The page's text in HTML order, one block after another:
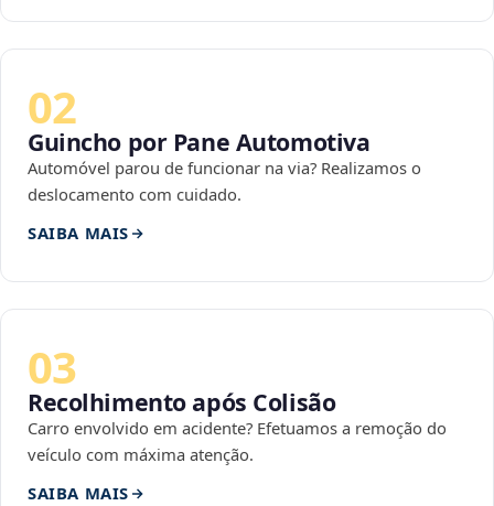
02
Guincho por Pane Automotiva
Automóvel parou de funcionar na via? Realizamos o
deslocamento com cuidado.
SAIBA MAIS
03
Recolhimento após Colisão
Carro envolvido em acidente? Efetuamos a remoção do
veículo com máxima atenção.
SAIBA MAIS